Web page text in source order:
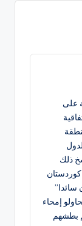
على
عبر إتفاقية
ذلك
سائدا”
إمحاء
بطشهم